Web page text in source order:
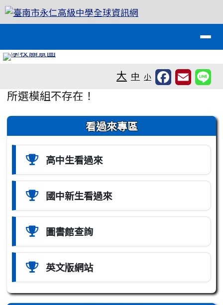
跳至主內容區
臺南市永仁高級中學全球資訊網
大 中 小
主內容區域
所選模組不存在！
左邊區域內容 看過來專區
高中生看過來
國中新生看過來
圖書館查詢
英文版網站
頁尾區域